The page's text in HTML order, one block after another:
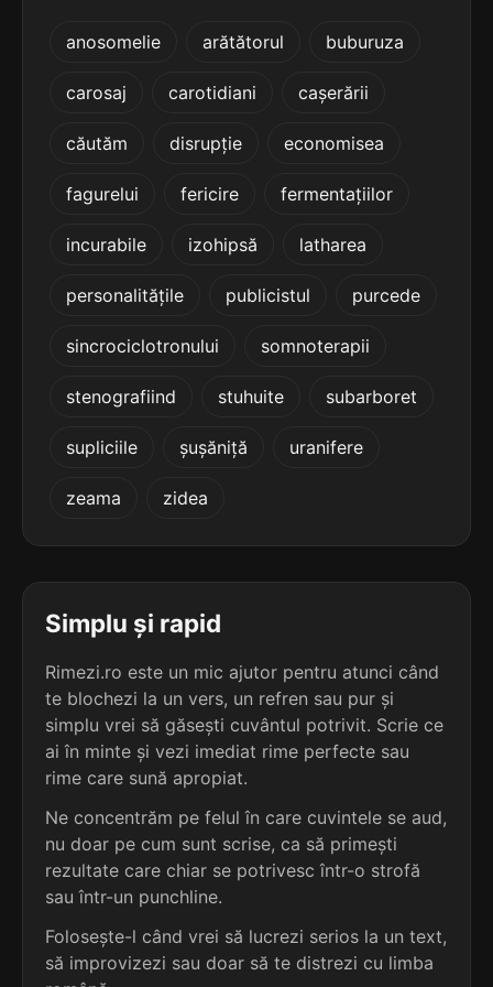
surjecție
trisecție
in-specție
3 sil.
terminație: ecție
5
terminație: ecție
advecție
terminație: ecție
bijecție
5
8 lit.
colecție
5
8 lit.
corecție
5
3 sil.
anosomelie arătătorul buburuza
carosaj carotidiani cașerării
căutăm disrupție economisea
fagurelui fericire fermentațiilor
incurabile izohipsă latharea
personalitățile publicistul purcede
sincrociclotronului somnoterapii
stenografiind stuhuite subarboret
supliciile șușăniță uranifere
zeama zidea
Simplu și rapid
Rimezi.ro este un mic ajutor pentru atunci când
te blochezi la un vers, un refren sau pur și
simplu vrei să găsești cuvântul potrivit. Scrie ce
ai în minte și vezi imediat rime perfecte sau
rime care sună apropiat.
Ne concentrăm pe felul în care cuvintele se aud,
nu doar pe cum sunt scrise, ca să primești
rezultate care chiar se potrivesc într-o strofă
sau într-un punchline.
Folosește-l când vrei să lucrezi serios la un text,
să improvizezi sau doar să te distrezi cu limba